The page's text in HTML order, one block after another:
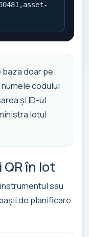
baza doar pe
codului
și ID-ul
lotul
în lot
sau
de planificare